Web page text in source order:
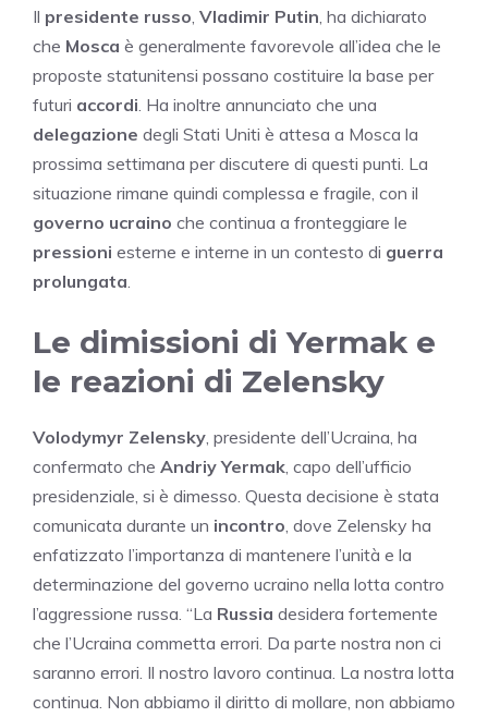
Il presidente russo Vladimir Putin , ha dichiarato
che Mosca è generalmente favorevole all’idea che le
proposte statunitensi possano costituire la base per
futuri accordi . Ha inoltre annunciato che una
delegazione degli Stati Uniti è attesa a Mosca la
prossima settimana per discutere di questi punti. La
situazione rimane quindi complessa e fragile, con il
governo ucraino che continua a fronteggiare le
pressioni esterne e interne in un contesto di guerra
prolungata
Le dimissioni di Yermak e
le reazioni di Zelensky
Volodymyr Zelensky , presidente dell’Ucraina, ha
confermato che Andriy Yermak , capo dell’ufficio
presidenziale, si è dimesso. Questa decisione è stata
comunicata durante un incontro , dove Zelensky ha
enfatizzato l’importanza di mantenere l’unità e la
determinazione del governo ucraino nella lotta contro
l’aggressione russa. “La Russia desidera fortemente
che l’Ucraina commetta errori. Da parte nostra non ci
saranno errori. Il nostro lavoro continua. La nostra lotta
continua. Non abbiamo il diritto di mollare, non abbiamo